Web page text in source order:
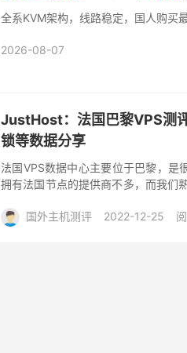
全系KVM架构，线路稳定，国人购买
2026-08-07
JustHost：法国巴黎VPS测
锁等数据分享
法国VPS数据中心主要位于巴黎，
拥有法国节点的提供商不多，而我们
国外主机测评
2022-12-25